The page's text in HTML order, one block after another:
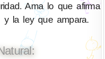
Ama lo que afirma
y la ley que ampara.